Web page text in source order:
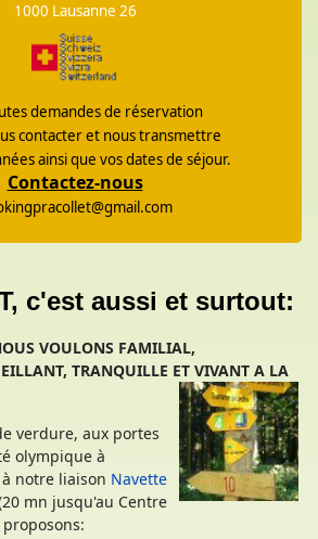
1000 Lausanne 26
demandes de réservation
contacter et nous transmettre
ainsi que vos dates de séjour.
Contactez-nous
c'est aussi et surtout:
VOULONS FAMILIAL,
TRANQUILLE ET VIVANT A LA
verdure, aux portes
olympique à
notre liaison Navette
mn jusqu'au Centre